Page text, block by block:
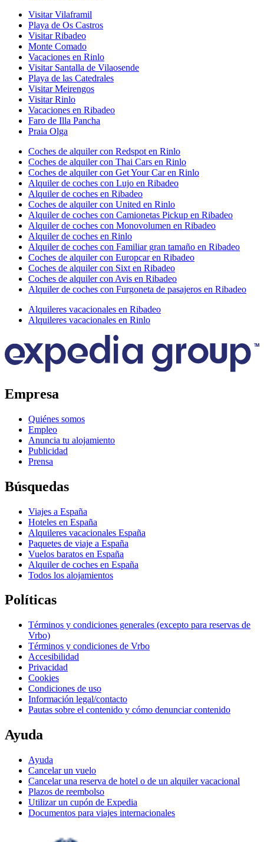
Visitar Vilaframil
Playa de Os Castros
Visitar Ribadeo
Monte Comado
Vacaciones en Rinlo
Visitar Santalla de Vilaosende
Playa de las Catedrales
Visitar Meirengos
Visitar Rinlo
Vacaciones en Ribadeo
Faro de Illa Pancha
Praia Olga
Coches de alquiler con Redspot en Rinlo
Coches de alquiler con Thai Cars en Rinlo
Coches de alquiler con Get Your Car en Rinlo
Alquiler de coches con Lujo en Ribadeo
Alquiler de coches en Ribadeo
Coches de alquiler con United en Rinlo
Alquiler de coches con Camionetas Pickup en Ribadeo
Alquiler de coches con Monovolumen en Ribadeo
Alquiler de coches en Rinlo
Alquiler de coches con Familiar gran tamaño en Ribadeo
Coches de alquiler con Europcar en Ribadeo
Coches de alquiler con Sixt en Ribadeo
Coches de alquiler con Avis en Ribadeo
Alquiler de coches con Furgoneta de pasajeros en Ribadeo
Alquileres vacacionales en Ribadeo
Alquileres vacacionales en Rinlo
Empresa
Quiénes somos
Empleo
Anuncia tu alojamiento
Publicidad
Prensa
Búsquedas
Viajes a España
Hoteles en España
Alquileres vacacionales España
Paquetes de viaje a España
Vuelos baratos en España
Alquiler de coches en España
Todos los alojamientos
Políticas
Términos y condiciones generales (excepto para reservas de
Vrbo)
Términos y condiciones de Vrbo
Accesibilidad
Privacidad
Cookies
Condiciones de uso
Información legal/contacto
Pautas sobre el contenido y cómo denunciar contenido
Ayuda
Ayuda
Cancelar un vuelo
Cancelar una reserva de hotel o de un alquiler vacacional
Plazos de reembolso
Utilizar un cupón de Expedia
Documentos para viajes internacionales